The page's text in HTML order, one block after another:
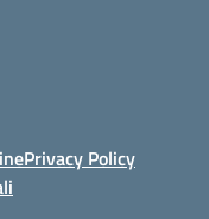
Privacy Policy